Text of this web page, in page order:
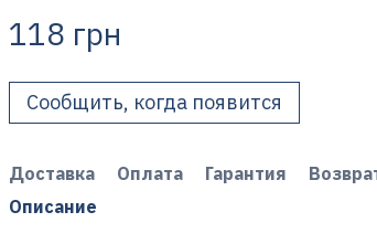
118 грн
Сообщить, когда появится
Доставка Оплата Гарантия
Описание